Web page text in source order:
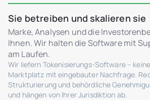
Sie betreiben und skalieren sie
Marke, Analysen und die
Ihnen. Wir halten die Software mit
am Laufen.
Wir liefern Tokenisierungs-Software –
Marktplatz mit eingebauter Nachfrage.
Strukturierung und behördliche
und hängen von Ihrer Jurisdiktion ab.